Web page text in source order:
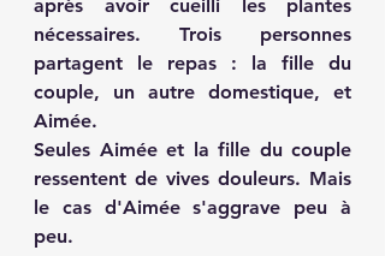
après avoir cueilli les plantes
nécessaires. Trois personnes
partagent le repas : la fille du
couple, un autre domestique, et
Aimée.
Seules Aimée et la fille du couple
ressentent de vives douleurs. Mais
le cas d'Aimée s'aggrave peu à
peu.